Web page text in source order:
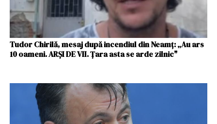
Tudor Chirilă, mesaj după incendiul din Neamţ: „Au ars
10 oameni. ARȘI DE VII. Ţara asta se arde zilnic"